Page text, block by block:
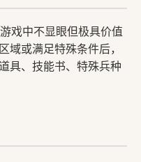
戏中不显眼但极具价值
域或满足特殊条件后，
具、技能书、特殊兵种